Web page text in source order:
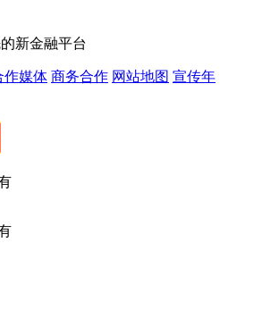
新金融平台
作媒体 商务合作 网站地图 宣传年